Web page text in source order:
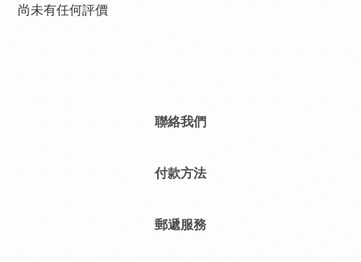
尚未有任何評價
聯絡我們
付款方法
郵遞服務